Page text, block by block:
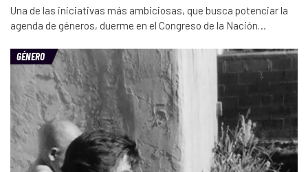
Una de las iniciativas más ambiciosas, que busca potenciar la
agenda de géneros, duerme en el Congreso de la Nación…
GÉNERO